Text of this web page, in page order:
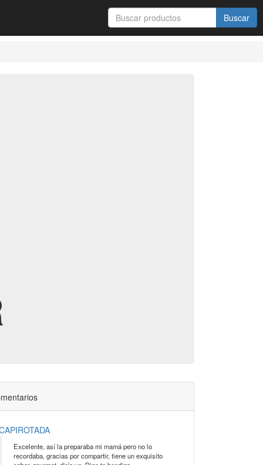
Excelente, así la preparaba mi mamá pero no lo
recordaba, gracias por compartir, tiene un exquisito